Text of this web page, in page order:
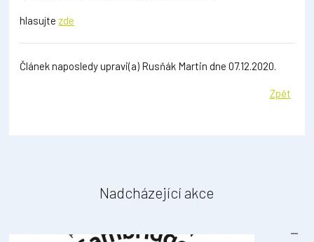
hlasujte zde
Článek naposledy upravi(a) Rusňák Martin dne 07.12.2020.
Zpět
Nadcházející akce